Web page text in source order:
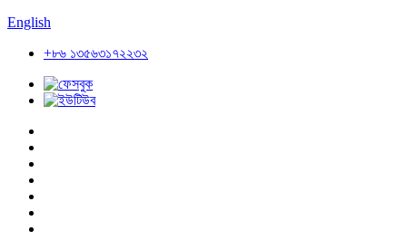
English
+৮৬ ১৩৫৬৩১৭২২৩২